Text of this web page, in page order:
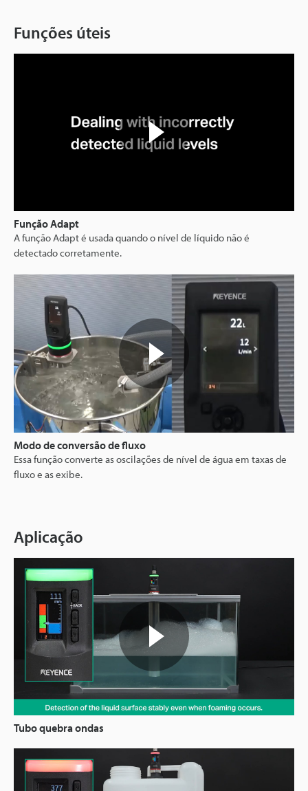
Funções úteis
Função Adapt
A função Adapt é usada quando o nível de líquido não é
detectado corretamente.
Modo de conversão de fluxo
Essa função converte as oscilações de nível de água em taxas de
fluxo e as exibe.
Aplicação
Tubo quebra ondas